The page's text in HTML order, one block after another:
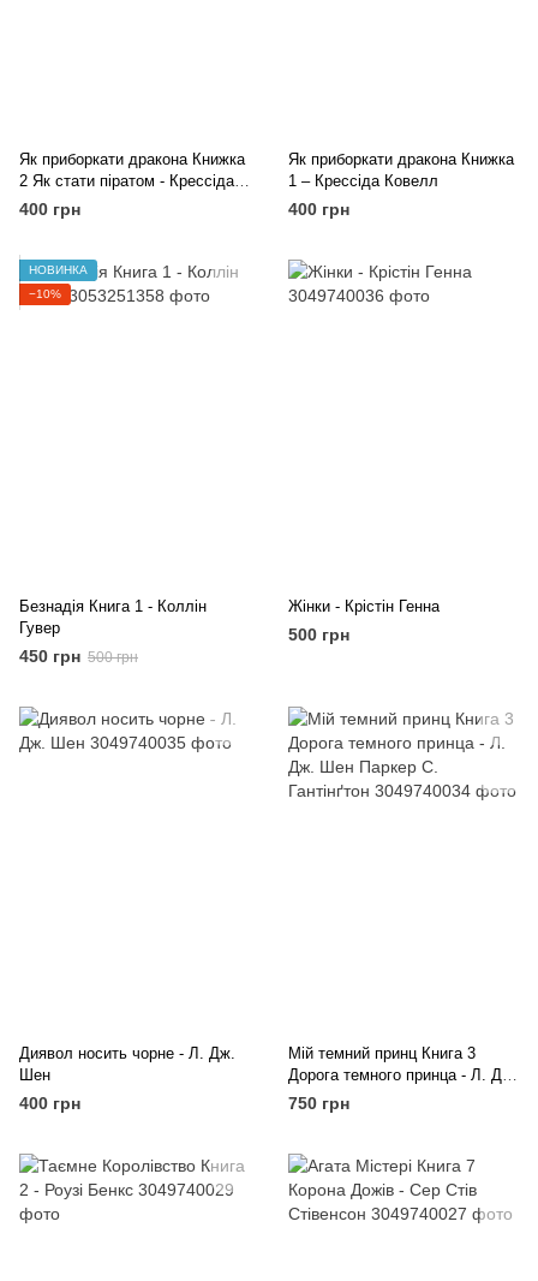
Як приборкати дракона Книжка
2 Як стати піратом - Крессіда
Ковелл
400 грн
Як приборкати дракона Книжка
1 – Крессіда Ковелл
400 грн
НОВИНКА
−10%
Безнадія Книга 1 - Коллін
Гувер
450 грн 500 грн
Жінки - Крістін Генна
500 грн
Диявол носить чорне - Л. Дж.
Шен
400 грн
Мій темний принц Книга 3
Дорога темного принца - Л. Дж.
Шен Паркер С. Гантінґтон
750 грн